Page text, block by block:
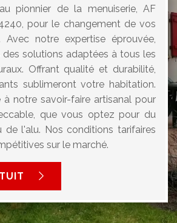
pionnier de la menuiserie, AF
pour le changement de vos
notre expertise éprouvée,
solutions adaptées à tous les
Offrant qualité et durabilité,
sublimeront votre habitation.
à notre savoir-faire artisanal pour
que vous optez pour du
de l'alu. Nos conditions tarifaires
sur le marché.